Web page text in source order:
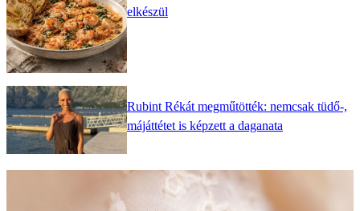
elkészül
Rubint Rékát megműtötték: nemcsak tüdő-,
májáttétet is képzett a daganata